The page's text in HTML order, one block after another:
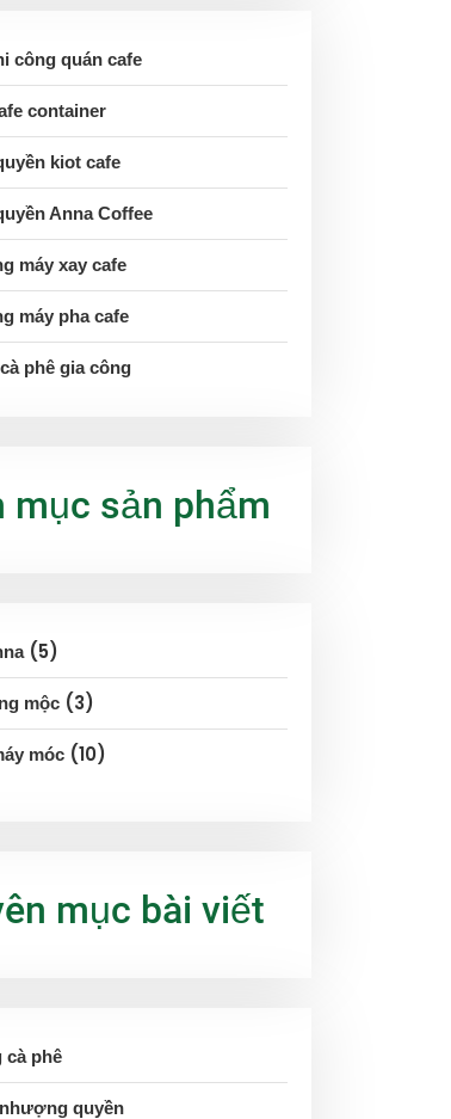
công quán cafe
container
kiot cafe
Anna Coffee
máy xay cafe
máy pha cafe
phê gia công
mục sản phẩm
5
mộc 3
móc 10
mục bài viết
cà phê
quyền